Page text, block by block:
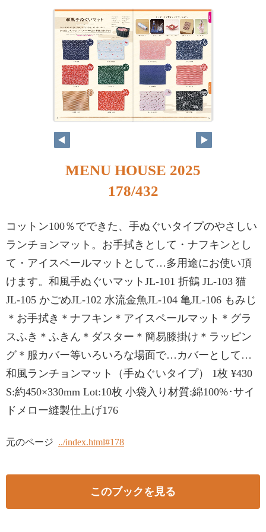
MENU HOUSE 2025
178/432
コットン100％でできた、手ぬぐいタイプのやさしい
ランチョンマット。お手拭きとして・ナフキンとし
て・アイスペールマットとして…多用途にお使い頂
けます。和風手ぬぐいマットJL-101 折鶴 JL-103 猫
JL-105 かごめJL-102 水流金魚JL-104 亀JL-106 もみじ
＊お手拭き＊ナフキン＊アイスペールマット＊グラ
スふき＊ふきん＊ダスター＊簡易膝掛け＊ラッピン
グ＊服カバー等いろいろな場面で…カバーとして…
和風ランチョンマット（手ぬぐいタイプ） 1枚 ¥430
S:約450×330mm Lot:10枚 小袋入り材質:綿100%･サイ
ドメロー縫製仕上げ176
元のページ ../index.html#178
このブックを見る